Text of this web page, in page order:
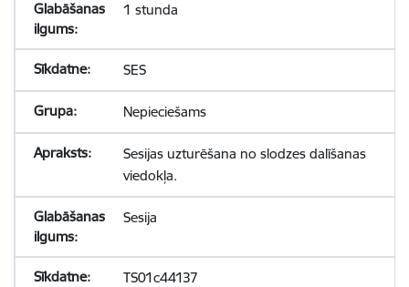
1 stunda
SES
Nepieciešams
Sesijas uzturēšana no slodzes dalīšanas
viedokļa.
Sesija
TS01c44137